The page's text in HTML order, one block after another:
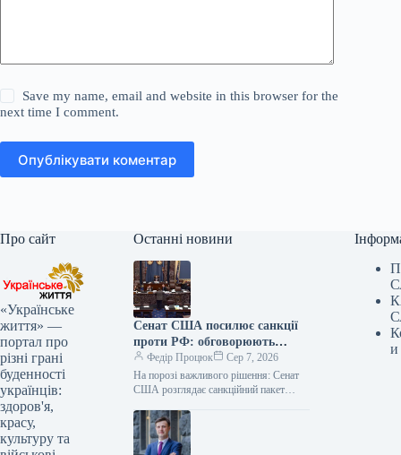
Save my name, email and website in this browser for the
next time I comment.
Опублікувати коментар
Про сайт
«Українське
життя» —
портал про
різні грані
буденності
українців:
здоров'я,
красу,
культуру та
Останні новини
Сенат США посилює санкції
проти РФ: обговорюють
новий законопроєкт
Федір Процюк
Сер 7, 2026
На порозі важливого рішення: Сенат
США розглядає санкційний пакет
розпочали дебати щодо прогресивного
законопроєкту, ініційованого Ліндсі…
и